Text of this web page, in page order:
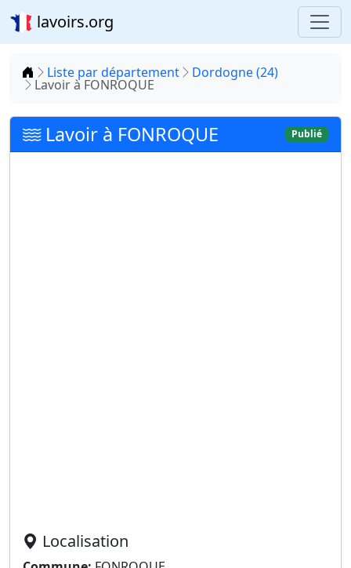
lavoirs.org
Accueil
Liste par département Dordogne (24)
Lavoir à FONROQUE
Lavoir à FONROQUE Publié
Localisation